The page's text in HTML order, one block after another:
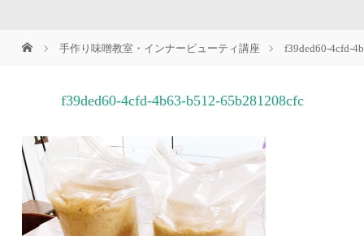
手作り味噌教室・インナービューティ講座 f39ded60-4cfd-
f39ded60-4cfd-4b63-b512-65b281208cfc